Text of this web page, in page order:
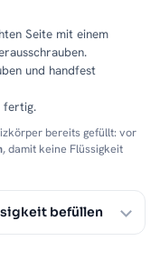
Seite mit einem
und handfest
fertig.
bereits gefüllt: vor
, damit keine Flüssigkeit
befüllen